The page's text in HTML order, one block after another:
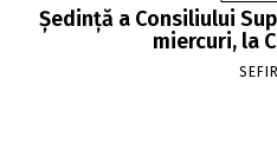
Şedinţă a Consiliului
miercuri, la